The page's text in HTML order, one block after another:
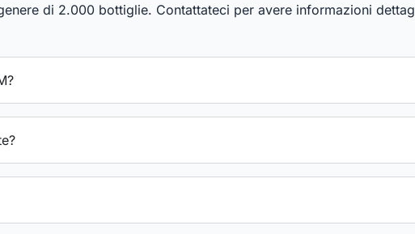
di 2.000 bottiglie. Contattateci per avere informazioni